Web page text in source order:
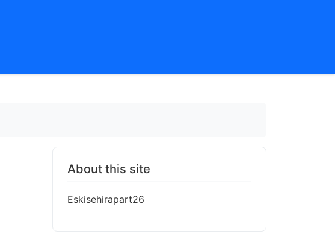
About this site
Eskisehirapart26